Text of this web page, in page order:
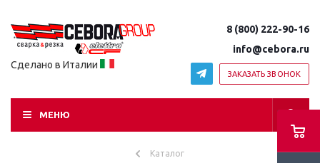
Сделано в Италии
8 (800) 222-90-16
info@cebora.ru
ЗАКАЗАТЬ ЗВОНОК
МЕНЮ
Каталог